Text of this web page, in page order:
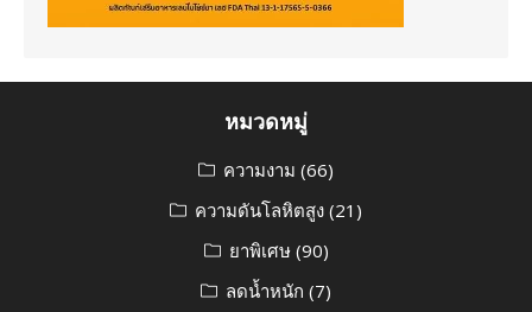
หมวดหมู่
ความงาม (66)
ความดันโลหิตสูง (21)
ยาพิเศษ(90)
ลดน้ำหนัก (7)